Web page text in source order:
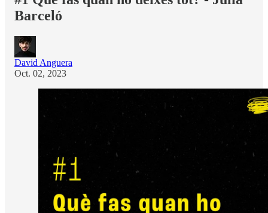
Barceló
David Anguera
Oct. 02, 2023